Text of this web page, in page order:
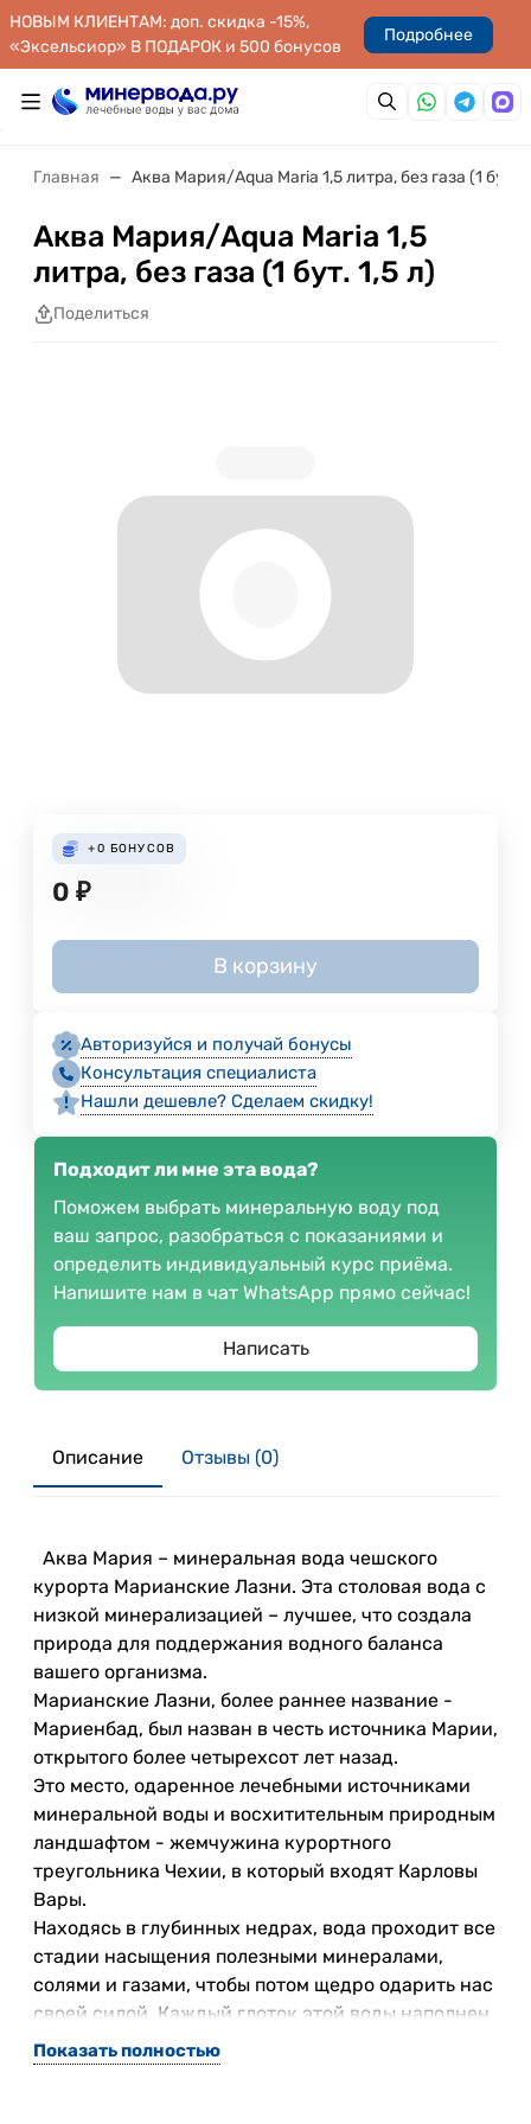
НОВЫМ КЛИЕНТАМ: доп. скидка -15%,
«Эксельсиор» В ПОДАРОК и 500 бонусов
Подробнее
Главная Аква Мария/Aqua Maria 1,5 литра, без газа (1 бут.
Аква Мария/Aqua Maria 1,5
литра, без газа (1 бут. 1,5 л)
Поделиться
+0 БОНУСОВ
0 ₽
В корзину
Авторизуйся и получай бонусы
Консультация специалиста
Нашли дешевле? Сделаем скидку!
Подходит ли мне эта вода?
Поможем выбрать минеральную воду под
ваш запрос, разобраться с показаниями и
определить индивидуальный курс приёма.
Напишите нам в чат WhatsApp прямо сейчас!
Написать
Описание Отзывы (0)
Аква Мария – минеральная вода чешского
курорта Марианские Лазни. Эта столовая вода с
низкой минерализацией – лучшее, что создала
природа для поддержания водного баланса
вашего организма.
Марианские Лазни, более раннее название -
Мариенбад, был назван в честь источника Марии,
открытого более четырехсот лет назад.
Это место, одаренное лечебными источниками
минеральной воды и восхитительным природным
ландшафтом - жемчужина курортного
треугольника Чехии, в который входят Карловы
Вары.
Находясь в глубинных недрах, вода проходит все
стадии насыщения полезными минералами,
солями и газами, чтобы потом щедро одарить нас
своей силой. Каждый глоток этой воды наполнен
живой природной энергией, которую
невозможно получить из искусственных
Показать полностью